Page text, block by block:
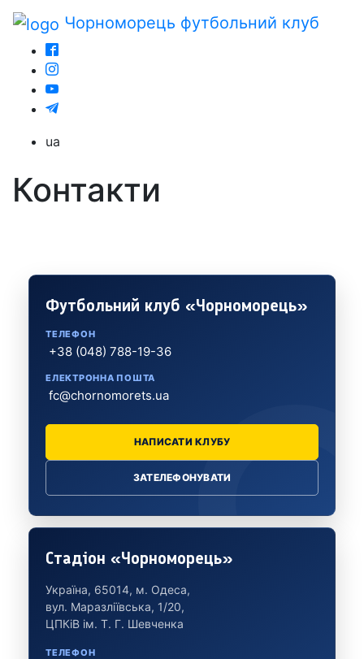
Чорноморець футбольний клуб
ua
Контакти
Футбольний клуб «Чорноморець»
ТЕЛЕФОН
+38 (048) 788-19-36
ЕЛЕКТРОННА ПОШТА
fc@chornomorets.ua
НАПИСАТИ КЛУБУ
ЗАТЕЛЕФОНУВАТИ
Стадіон «Чорноморець»
Україна, 65014, м. Одеса,
вул. Маразліївська, 1/20,
ЦПКіВ ім. Т. Г. Шевченка
ТЕЛЕФОН